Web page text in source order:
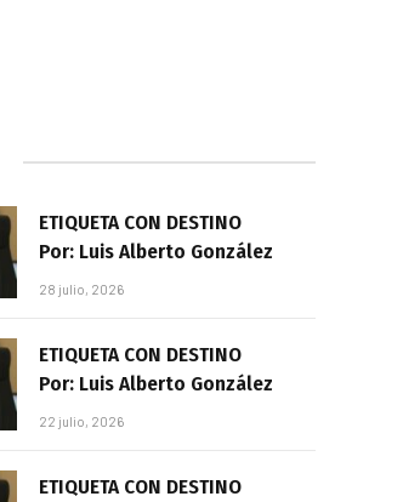
ETIQUETA CON DESTINO
Por: Luis Alberto González
28 julio, 2026
ETIQUETA CON DESTINO
Por: Luis Alberto González
22 julio, 2026
ETIQUETA CON DESTINO